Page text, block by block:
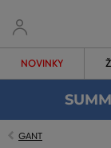
NOVINKY
GANT